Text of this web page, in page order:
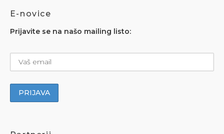
E-novice
Prijavite se na našo mailing listo: